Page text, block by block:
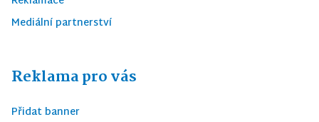
Mediální partnerství
Reklama pro vás
Přidat banner